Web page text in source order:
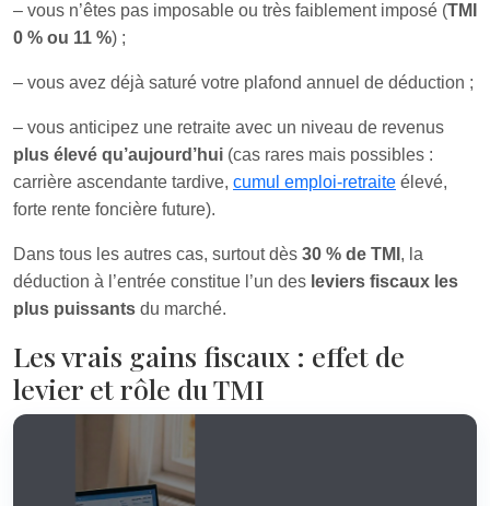
– vous n’êtes pas imposable ou très faiblement imposé (TMI
0 % ou 11 %) ;
– vous avez déjà saturé votre plafond annuel de déduction ;
– vous anticipez une retraite avec un niveau de revenus
plus élevé qu’aujourd’hui (cas rares mais possibles :
carrière ascendante tardive, cumul emploi-retraite élevé,
forte rente foncière future).
Dans tous les autres cas, surtout dès 30 % de TMI , la
déduction à l’entrée constitue l’un des leviers fiscaux les
plus puissants du marché.
Les vrais gains fiscaux : effet de
levier et rôle du TMI